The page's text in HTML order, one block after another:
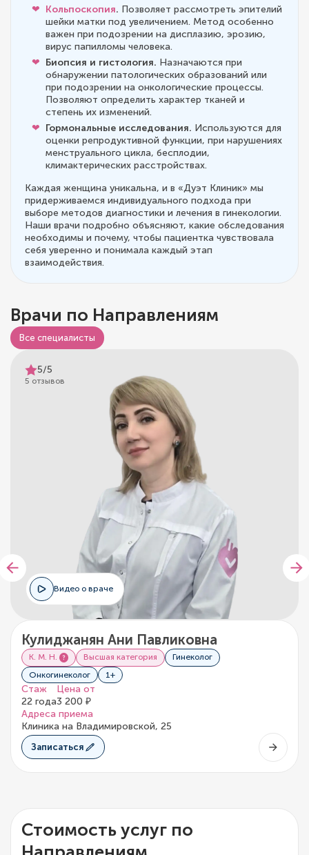
Кольпоскопия. Позволяет рассмотреть эпителий
шейки матки под увеличением. Метод особенно
важен при подозрении на дисплазию, эрозию,
вирус папилломы человека.
Биопсия и гистология. Назначаются при
обнаружении патологических образований или
при подозрении на онкологические процессы.
Позволяют определить характер тканей и
степень их изменений.
Гормональные исследования. Используются для
оценки репродуктивной функции, при нарушениях
менструального цикла, бесплодии,
климактерических расстройствах.
Каждая женщина уникальна, и в «Дуэт Клиник» мы
придерживаемся индивидуального подхода при
выборе методов диагностики и лечения в гинекологии.
Наши врачи подробно объясняют, какие обследования
необходимы и почему, чтобы пациентка чувствовала
себя уверенно и понимала каждый этап
взаимодействия.
Врачи по Направлениям
Все специалисты
5/5
5 отзывов
Видео о враче
Кулиджанян Ани Павликовна
К. М. Н. Высшая категория
Гинеколог
Онкогинеколог
1+
Стаж
22 года
Цена от
3 200 ₽
Адреса приема
Клиника на Владимировской, 25
Записаться
Стоимость услуг по